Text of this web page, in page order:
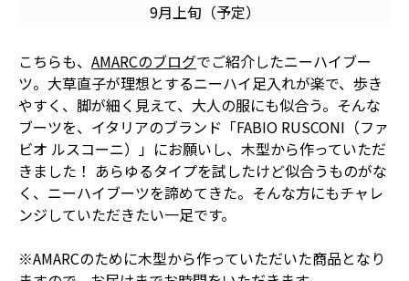
9月上旬（予定）
こちらも、 AMARCのブログでご紹介したニーハイブー
ツ。大草直子が理想とするニーハイ――足入れが楽で、歩き
やすく、脚が細く見えて、大人の服にも似合う。そんな
ブーツを、イタリアのブランド「FABIO RUSCONI（ファ
ビオ ルスコーニ）」にお願いし、木型から作っていただ
きました！ あらゆるタイプを試したけど似合うものがな
く、ニーハイブーツを諦めてきた。そんな方にもチャレ
ンジしていただきたい一足です。
※AMARCのために木型から作っていただいた商品となり